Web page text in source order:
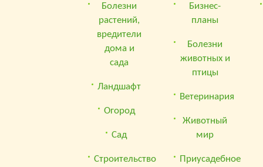
Болезни
растений,
вредители
дома и
сада
Ландшафт
Огород
Сад
Строительство
Бизнес-
планы
Болезни
животных и
птицы
Ветеринария
Животный
мир
Приусадебное